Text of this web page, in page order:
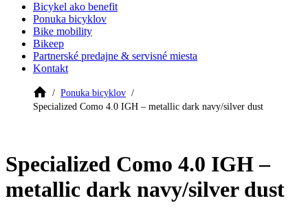
Bicykel ako benefit
Ponuka bicyklov
Bike mobility
Bikeep
Partnerské predajne & servisné miesta
Kontakt
Ponuka bicyklov
Specialized Como 4.0 IGH – metallic dark navy/silver dust
Specialized Como 4.0 IGH –
metallic dark navy/silver dust